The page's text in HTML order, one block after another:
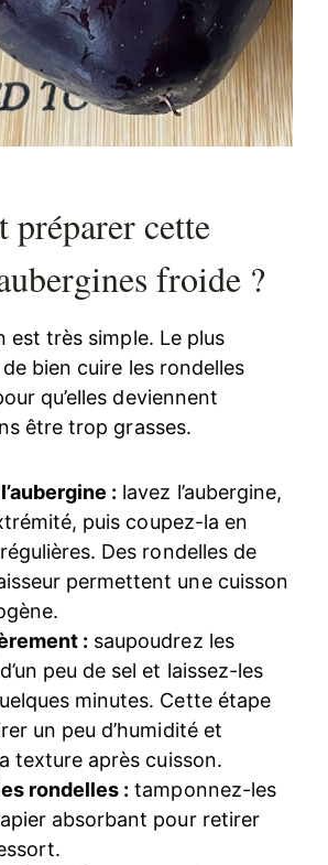
préparer cette
froide ?
est très simple. Le plus
bien cuire les rondelles
qu’elles deviennent
être trop grasses.
: lavez l’aubergine,
puis coupez-la en
Des rondelles de
permettent une cuisson
: saupoudrez les
peu de sel et laissez-les
minutes. Cette étape
un peu d’humidité et
texture après cuisson.
rondelles : tamponnez-les
absorbant pour retirer